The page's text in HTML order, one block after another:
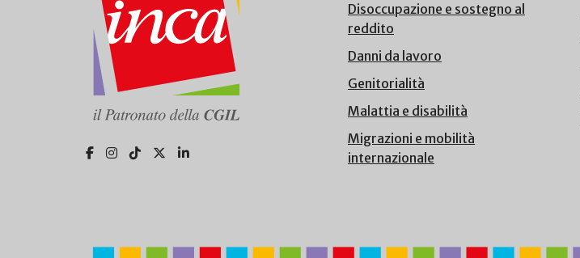
Disoccupazione e sostegno al
reddito
Danni da lavoro
Genitorialità
Malattia e disabilità
Migrazioni e mobilità
internazionale